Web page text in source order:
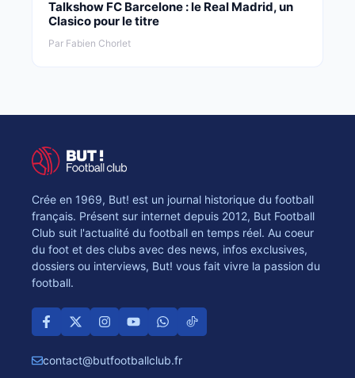
Talkshow FC Barcelone : le Real Madrid, un
Clasico pour le titre
Par Fabien Chorlet
Crée en 1969, But! est un journal historique du football
français. Présent sur internet depuis 2012, But Football
Club suit l'actualité du football en temps réel. Au coeur
du foot et des clubs avec des news, infos exclusives,
dossiers ou interviews, But! vous fait vivre la passion du
football.
contact@butfootballclub.fr